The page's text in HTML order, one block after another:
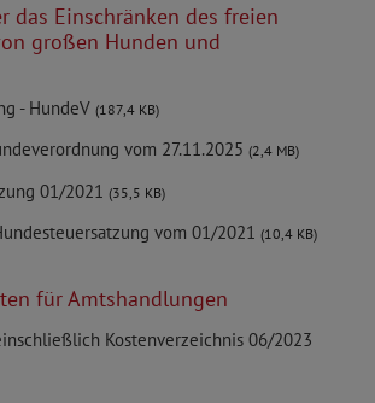
das Einschränken des freien
großen Hunden und
- HundeV (187,4 KB)
vom 27.11.2025 (2,4 MB)
01/2021 (35,5 KB)
vom 01/2021 (10,4 KB)
für Amtshandlungen
Kostenverzeichnis 06/2023